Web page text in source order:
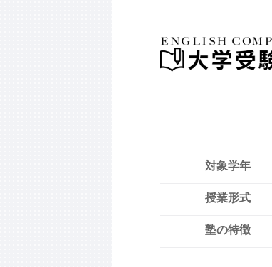
対象学年
授業形式
塾の特徴